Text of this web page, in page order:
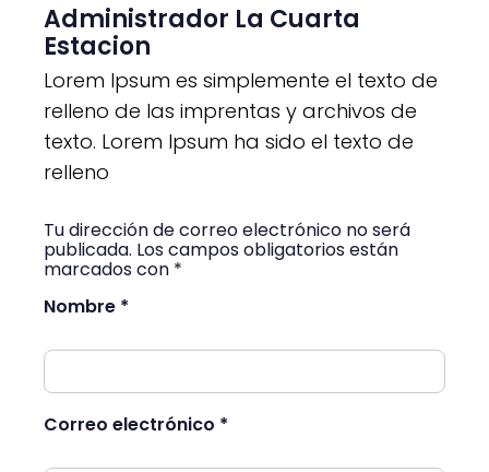
Administrador La Cuarta
Estacion
Lorem Ipsum es simplemente el texto de
relleno de las imprentas y archivos de
texto. Lorem Ipsum ha sido el texto de
relleno
Tu dirección de correo electrónico no será
publicada. Los campos obligatorios están
marcados con *
Nombre *
Correo electrónico *